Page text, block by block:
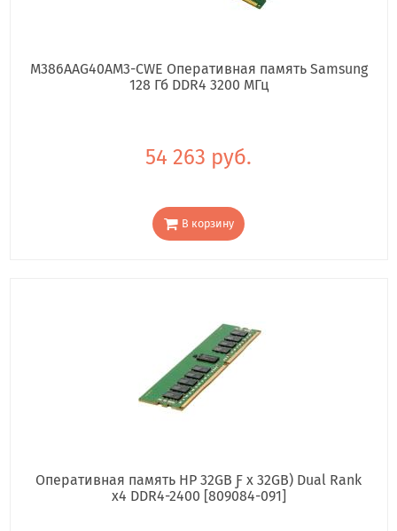
M386AAG40AM3-CWE Оперативная память Samsung
128 Гб DDR4 3200 МГц
54 263 руб.
В корзину
Оперативная память HP 32GB Ƒ x 32GB) Dual Rank
x4 DDR4-2400 [809084-091]